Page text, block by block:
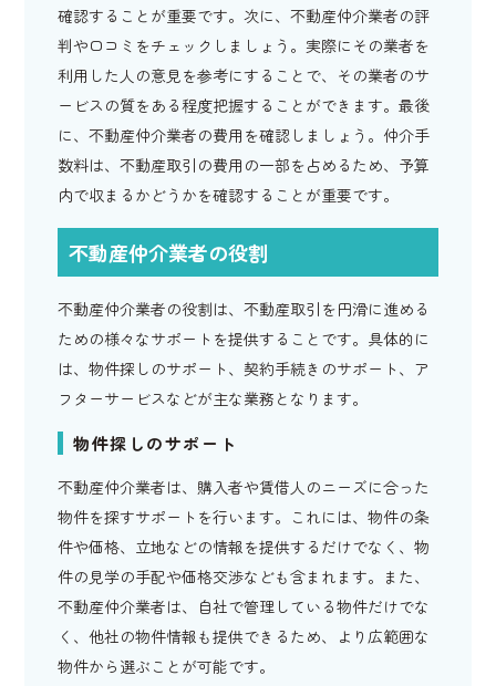
確認することが重要です。次に、不動産仲介業者の評
判や口コミをチェックしましょう。実際にその業者を
利用した人の意見を参考にすることで、その業者のサ
ービスの質をある程度把握することができます。最後
に、不動産仲介業者の費用を確認しましょう。仲介手
数料は、不動産取引の費用の一部を占めるため、予算
内で収まるかどうかを確認することが重要です。
不動産仲介業者の役割
不動産仲介業者の役割は、不動産取引を円滑に進める
ための様々なサポートを提供することです。具体的に
は、物件探しのサポート、契約手続きのサポート、ア
フターサービスなどが主な業務となります。
物件探しのサポート
不動産仲介業者は、購入者や賃借人のニーズに合った
物件を探すサポートを行います。これには、物件の条
件や価格、立地などの情報を提供するだけでなく、物
件の見学の手配や価格交渉なども含まれます。また、
不動産仲介業者は、自社で管理している物件だけでな
く、他社の物件情報も提供できるため、より広範囲な
物件から選ぶことが可能です。